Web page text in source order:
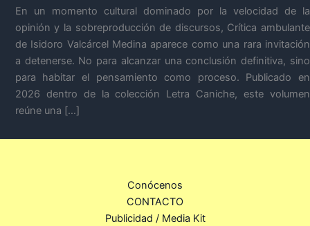
En un momento cultural dominado por la velocidad de la
opinión y la sobreproducción de discursos, Crítica ambulante
de Isidoro Valcárcel Medina aparece como una rara invitación
a detenerse. No para alcanzar una conclusión definitiva, sino
para habitar el pensamiento como proceso. Publicado en
2026 dentro de la colección Letra Caniche, este volumen
reúne una […]
Conócenos
CONTACTO
Publicidad / Media Kit